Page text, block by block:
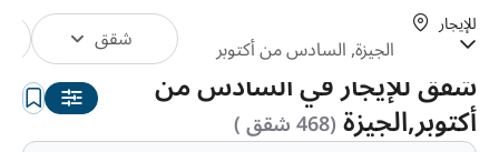
للإيجار شقق
شقق للإيجار في السادس من
أكتوبر,الجيزة(468 شقق )
تلقائي